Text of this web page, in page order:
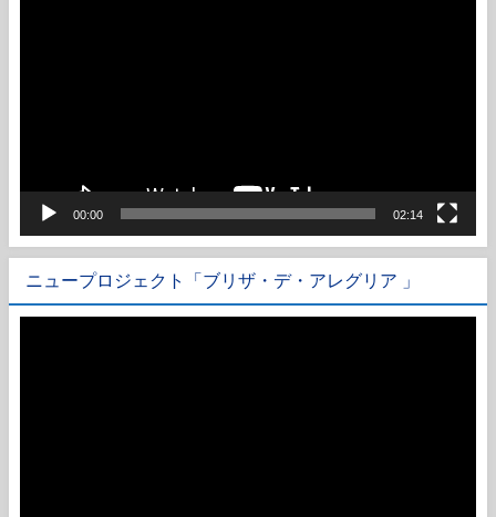
00:00 02:14
ニュープロジェクト「ブリザ・デ・アレグリア 」